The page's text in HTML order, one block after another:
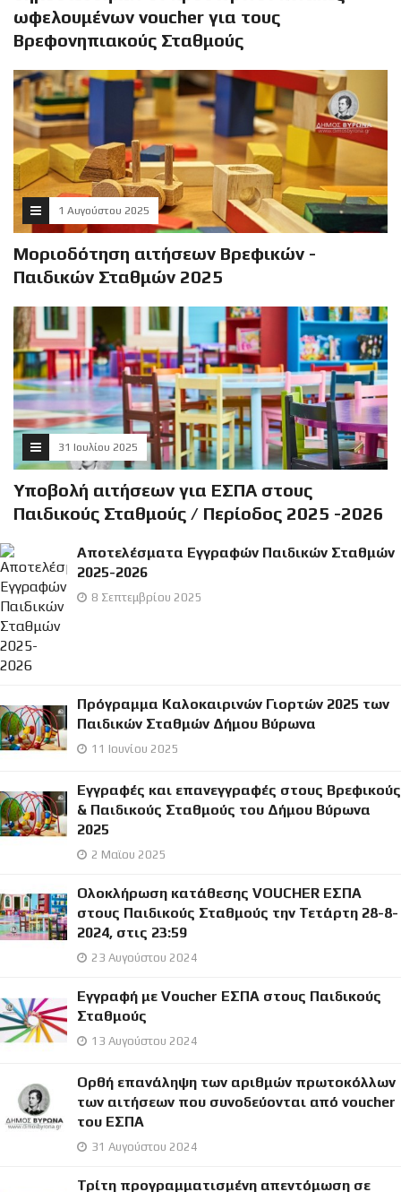
ωφελουμένων voucher για τους
Βρεφονηπιακούς Σταθμούς
1 Αυγούστου 2025
Μοριοδότηση αιτήσεων Βρεφικών -
Παιδικών Σταθμών 2025
31 Ιουλίου 2025
Υποβολή αιτήσεων για ΕΣΠΑ στους
Παιδικούς Σταθμούς / Περίοδος 2025 -2026
Αποτελέσματα Εγγραφών Παιδικών Σταθμών
2025-2026
8 Σεπτεμβρίου 2025
Πρόγραμμα Καλοκαιρινών Γιορτών 2025 των
Παιδικών Σταθμών Δήμου Βύρωνα
11 Ιουνίου 2025
Εγγραφές και επανεγγραφές στους Βρεφικούς
& Παιδικούς Σταθμούς του Δήμου Βύρωνα
2025
2 Μαϊου 2025
Ολοκλήρωση κατάθεσης VOUCHER ΕΣΠΑ
στους Παιδικούς Σταθμούς την Τετάρτη 28-8-
2024, στις 23:59
23 Αυγούστου 2024
Εγγραφή με Voucher ΕΣΠΑ στους Παιδικούς
Σταθμούς
13 Αυγούστου 2024
Ορθή επανάληψη των αριθμών πρωτοκόλλων
των αιτήσεων που συνοδεύονται από voucher
του ΕΣΠΑ
31 Αυγούστου 2024
Τρίτη προγραμματισμένη απεντόμωση σε